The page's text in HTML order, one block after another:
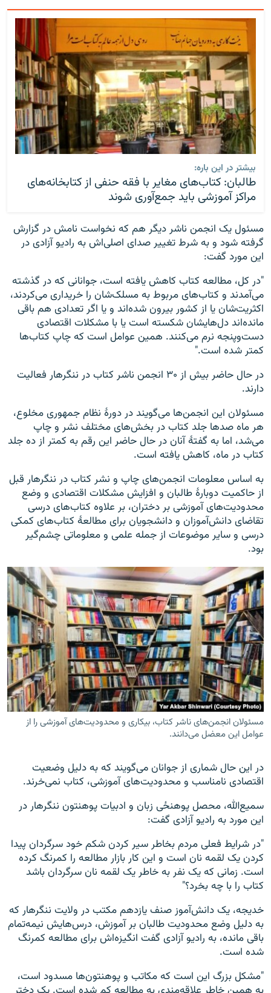
بیشتر در این باره:
طالبان: کتاب‌های مغایر با فقه حنفی از کتابخانه‌های
مراکز آموزشی باید جمع‌آوری شوند
مسئول یک انجمن ناشر دیگر هم که نخواست نامش در گزارش
گرفته شود و به شرط تغییر صدای اصلی‌اش به رادیو آزادی در
این مورد گفت:
"در کل، مطالعه کتاب کاهش یافته است، جوانانی که در گذشته
می‌آمدند و کتاب‌های مربوط به مسلک‌شان را خریداری می‌کردند،
اکثریت‌شان یا از کشور بیرون شده‌اند و یا اگر تعدادی هم باقی
مانده‌اند دل‌هایشان شکسته است یا با مشکلات اقتصادی
دست‌وپنجه نرم می‌کنند. همین عوامل است که چاپ کتاب‌ها
کمتر شده است."
در حال حاضر بیش از ۳۰ انجمن ناشر کتاب در ننگرهار فعالیت
دارند.
مسئولان این انجمن‌ها می‌گویند در دورۀ نظام جمهوری مخلوع،
هر ماه صدها جلد کتاب در بخش‌های مختلف نشر و چاپ
می‌شد، اما به گفتۀ آنان در حال حاضر این رقم به کمتر از ده جلد
کتاب در ماه، کاهش یافته است.
به اساس معلومات انجمن‌های چاپ و نشر کتاب در ننگرهار قبل
از حاکمیت دوبارۀ طالبان و افزایش مشکلات اقتصادی و وضع
محدودیت‌های آموزشی بر دختران، بر علاوه کتاب‌های درسی
تقاضای دانش‌آموزان و دانشجویان برای مطالعۀ کتاب‌های کمکی
درسی و سایر موضوعات از جمله علمی و معلوماتی چشم‌گیر
بود.
مسئولان انجمن‌های ناشر کتاب، بیکاری و محدودیت‌های آموزشی را از
عوامل این معضل می‌دانند.
در این حال شماری از جوانان می‌گویند که به دلیل وضعیت
اقتصادی نامناسب و محدودیت‌های آموزشی، کتاب نمی‌خرند.
سمیع‌الله، محصل پوهنځی زبان و ادبیات پوهنتون ننگرهار در
این مورد به رادیو آزادی گفت:
"در شرایط فعلی مردم بخاطر سیر کردن شکم خود سرگردان پیدا
کردن یک لقمه نان است و این کار بازار مطالعه را کمرنگ کرده
است. زمانی که یک نفر به خاطر یک لقمه نان سرگردان باشد
کتاب را با چه بخرد؟"
خدیجه، یک دانش‌آموز صنف یازدهم مکتب در ولایت ننگرهار که
به دلیل وضع محدودیت طالبان بر آموزش، درس‌هایش نیمه‌تمام
باقی مانده، به رادیو آزادی گفت انگیزه‌اش برای مطالعه کمرنگ
شده است.
"مشکل بزرگ این است که مکاتب و پوهنتون‌ها مسدود است،